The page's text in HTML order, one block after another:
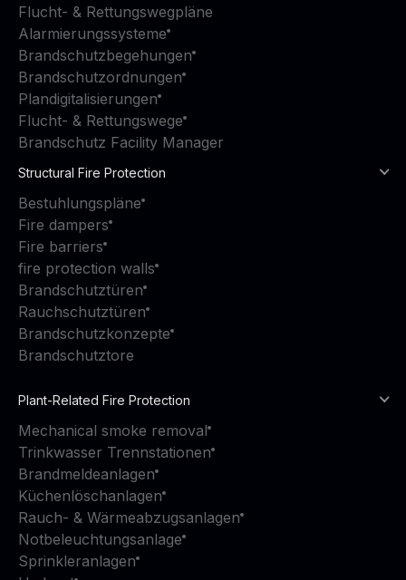
Flucht- & Rettungswegpläne
Alarmierungssysteme
Brandschutzbegehungen
Brandschutzordnungen
Plandigitalisierungen
Flucht- & Rettungswege
Brandschutz Facility Manager
Structural Fire Protection
Bestuhlungspläne
Fire dampers
Fire barriers
fire protection walls
Brandschutztüren
Rauchschutztüren
Brandschutzkonzepte
Brandschutztore
Plant-Related Fire Protection
Mechanical smoke removal
Trinkwasser Trennstationen
Brandmeldeanlagen
Küchenlöschanlagen
Rauch- & Wärmeabzugsanlagen
Notbeleuchtungsanlage
Sprinkleranlagen